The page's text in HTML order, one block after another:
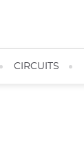
CIRCUITS